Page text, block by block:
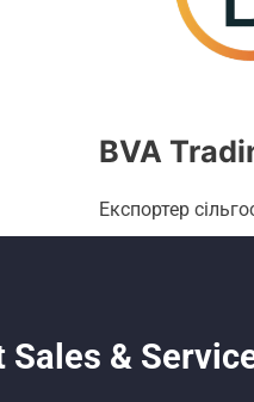
BVA
Експортер
Sales &